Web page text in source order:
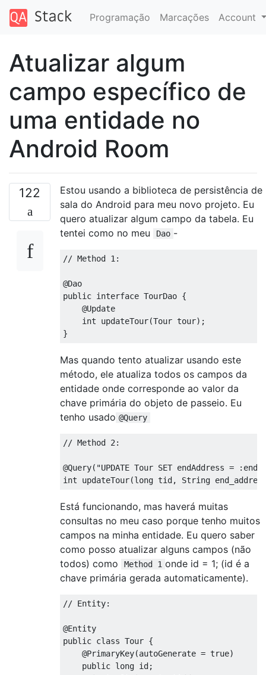
Programação Marcações Account
Atualizar algum
campo específico de
uma entidade no
Android Room
122
Estou usando a biblioteca de persistência de
sala do Android para meu novo projeto. Eu
quero atualizar algum campo da tabela. Eu
tentei como no meu
Dao -
// Method 1:
@Dao
public interface TourDao {
@Update
int updateTour(Tour tour);
}
Mas quando tento atualizar usando este
método, ele atualiza todos os campos da
entidade onde corresponde ao valor da
chave primária do objeto de passeio. Eu
tenho usado @Query
// Method 2:
@Query( "UPDATE Tour SET endAddress =
int updateTour(long tid, String
Está funcionando, mas haverá muitas
consultas no meu caso porque tenho muitos
campos na minha entidade. Eu quero saber
como posso atualizar alguns campos (não
todos) como
Method 1 onde id = 1; (id é a
chave primária gerada automaticamente).
// Entity:
@Entity
public class Tour {
@PrimaryKey(autoGenerate = true)
public long id;